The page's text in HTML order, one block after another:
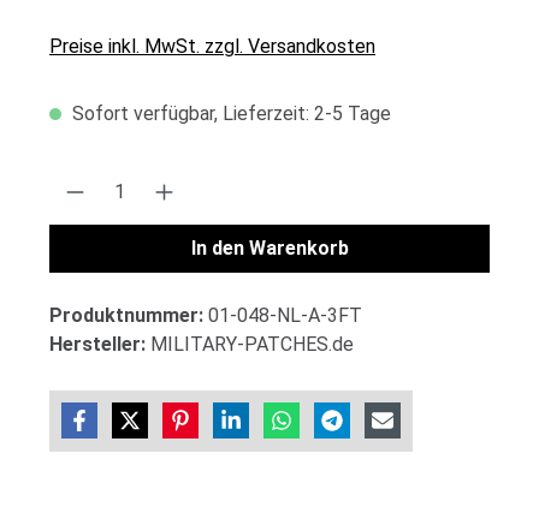
Preise inkl. MwSt. zzgl. Versandkosten
Sofort verfügbar, Lieferzeit: 2-5 Tage
Produkt Anzahl: Gib den gewünschten
In den Warenkorb
Produktnummer: 01-048-NL-A-3FT
Hersteller: MILITARY-PATCHES.de